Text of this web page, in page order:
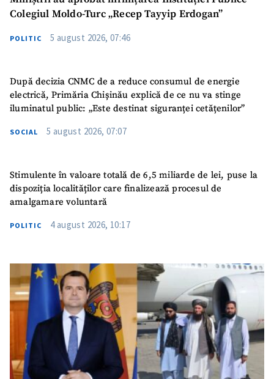
Colegiul Moldo-Turc „Recep Tayyip Erdogan”
POLITIC 5 august 2026, 07:46
După decizia CNMC de a reduce consumul de energie
electrică, Primăria Chișinău explică de ce nu va stinge
iluminatul public: „Este destinat siguranței cetățenilor”
SOCIAL 5 august 2026, 07:07
Stimulente în valoare totală de 6,5 miliarde de lei, puse la
dispoziția localităților care finalizează procesul de
amalgamare voluntară
POLITIC 4 august 2026, 10:17